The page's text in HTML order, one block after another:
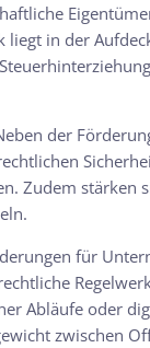
in der
der
Zudem stärken
für
Abläufe oder
zwischen